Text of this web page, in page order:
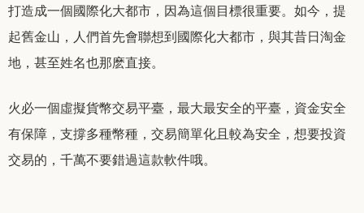
打造成一個國際化大都市，因為這個目標很重要。 如今，提
起舊金山，人們首先會聯想到國際化大都市，與其昔日淘金
地，甚至姓名也那麽直接。
火必一個虛擬貨幣交易平臺，最大最安全的平臺，資金安全
有保障，支撐多種幣種，交易簡單化且較為安全，想要投資
交易的，千萬不要錯過這款軟件哦。